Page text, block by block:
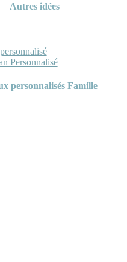
Autres idées
Personnalisé
personnalisés Famille